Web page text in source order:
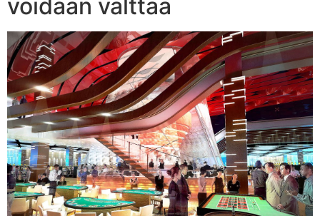
voidaan välttää